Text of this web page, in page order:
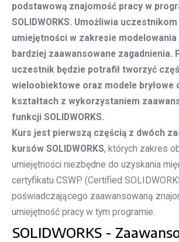
podstawową znajomość pracy w
SOLIDWORKS. Umożliwia
umiejętności w zakresie
bardziej zaawansowane zagadnienia.
uczestnik będzie potrafił tworzyć
wieloobiektowe oraz modele bryłowe
kształtach z wykorzystaniem
funkcji SOLIDWORKS.
Kurs jest pierwszą częścią z dwóch
kursów SOLIDWORKS, których zakres
umiejętności niezbędne do uzyskania
certyfikatu CSWP (Certified
poświadczającego zaawansowaną
umiejętność pracy w tym programie.
SOLIDWORKS -